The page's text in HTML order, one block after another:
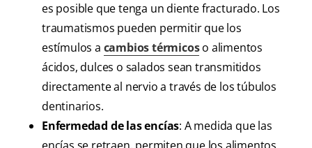
es posible que tenga un diente fracturado. Los
traumatismos pueden permitir que los
estímulos a cambios térmicoso alimentos
ácidos, dulces o salados sean transmitidos
directamente al nervio a través de los túbulos
dentinarios.
Enfermedad de las encías: A medida que las